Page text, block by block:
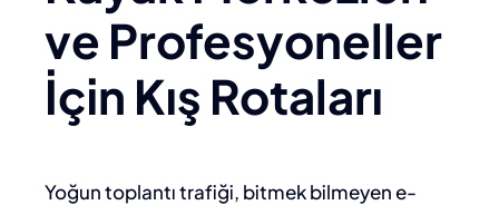
ve Profesyoneller
İçin Kış Rotaları
Yoğun toplantı trafiği, bitmek bilmeyen e-